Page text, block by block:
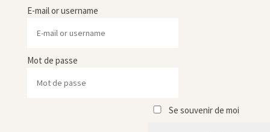
E-mail or username
Mot de passe
Se souvenir de moi